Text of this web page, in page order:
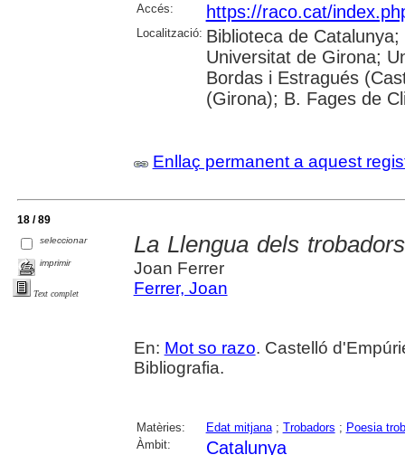
Accés: https://raco.cat/
Localització: Biblioteca de
Universitat de Girona;
Bordas i Estragués
(Girona); B. Fages de
Enllaç permanent a aquest
18 / 89
seleccionar
imprimir
Text complet
La Llengua dels
Joan Ferrer
Ferrer, Joan
En: Mot so razo. Castelló
Bibliografia.
Matèries: Edat mitjana; Trobadors ; Poesia
Àmbit:
Catalunya